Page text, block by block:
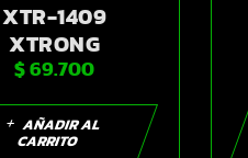
XTR-1409
XTRONG
CANDADO
ALARMA |
SKU15512
$ 69.700
AÑADIR AL
CARRITO